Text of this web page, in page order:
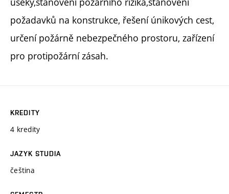
požadavků na konstrukce, řešení únikových cest,
určení požárně nebezpečného prostoru, zařízení
pro protipožární zásah.
KREDITY
4 kredity
JAZYK STUDIA
čeština